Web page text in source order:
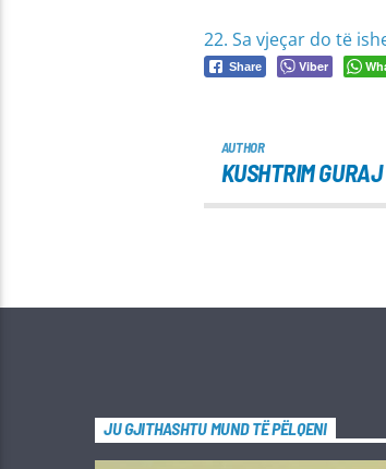
22. Sa vjeçar do të
Share Viber
AUTHOR
KUSHTRIM GURAJ
JU GJITHASHTU MUND TË PËLQENI